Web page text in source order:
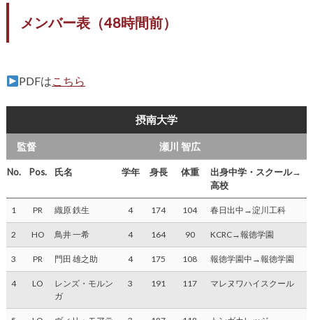
メンバー表（48時間前）
PDFはこちら
摂南大学
監督 瀬川 智広
No. Pos. 氏名 学年 身長 体重
出身中学・スクール→
高校
1 PR 織原 鉄生 4 174 104 春日出中→淀川工科
2 HO 鳥井 一希 4 164 90 KCRC→報徳学園
3 PR 門田 雄之助 4 175 108 報徳学園中→報徳学園
4 LO
レンズ・モルン
ガ
3 191 117 マレヌワハイスクール